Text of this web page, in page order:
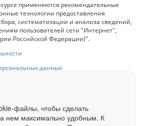
применяются рекомендательные
технологии предоставления
систематизации и анализа сведений,
пользователей сети "Интернет",
Российской Федерации)".
данных
обязательна.
файлы, чтобы сделать
нем максимально удобным. К